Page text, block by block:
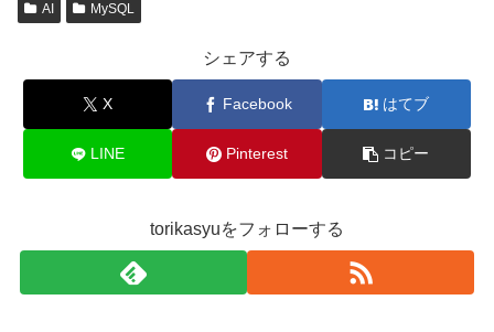
AI MySQL
シェアする
X Facebook はてブ
LINE Pinterest コピー
torikasyuをフォローする